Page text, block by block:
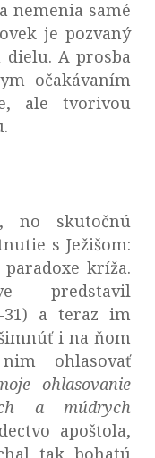
nemenia samé
je pozvaný
A prosba
očakávaním
ale tvorivou
no skutočnú
s Ježišom:
kríža.
predstavil
31) a teraz im
i na ňom
ohlasovať
ohlasovanie
a múdrych
apoštola,